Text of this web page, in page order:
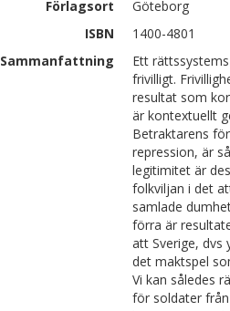
Förlagsort
Göteborg
ISBN
1400-4801
Sammanfattning
Ett
frivilligt.
resultat som
är kontextuellt
Betraktarens
repression, är
legitimitet är
folkviljan i det
samlade
förra är
att Sverige, dvs
det maktspel
Vi kan således
för soldater